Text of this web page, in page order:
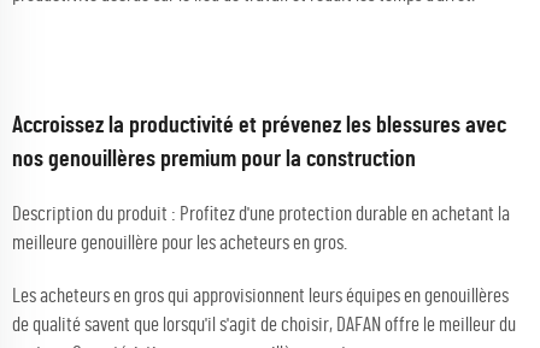
Accroissez la productivité et prévenez les blessures avec
nos genouillères premium pour la construction
Description du produit : Profitez d'une protection durable en achetant la
meilleure genouillère pour les acheteurs en gros.
Les acheteurs en gros qui approvisionnent leurs équipes en genouillères
de qualité savent que lorsqu'il s'agit de choisir, DAFAN offre le meilleur du